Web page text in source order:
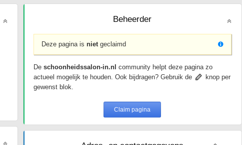
Beheerder
Deze pagina is nietgeclaimd
De schoonheidssalon-in.nl community helpt deze pagina zo
actueel mogelijk te houden. Ook bijdragen? Gebruik de
knop per
gewenst blok.
Claim pagina